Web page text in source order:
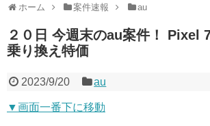
ホーム 案件速報 au
２０日 今週末のau案件！ Pixel
乗り換え特価
2023/9/20 au
▼画面一番下に移動